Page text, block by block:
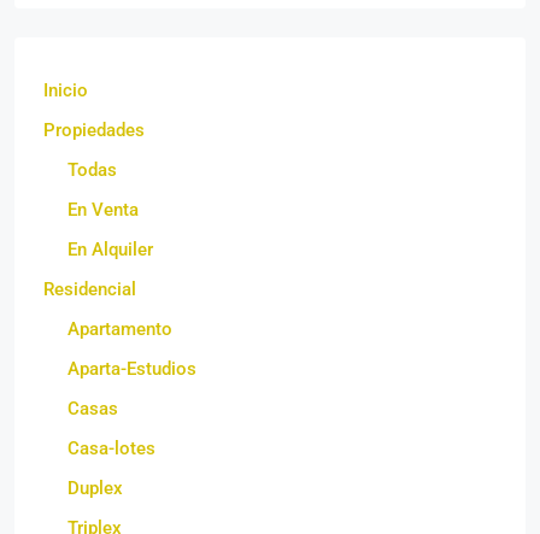
Inicio
Propiedades
Todas
En Venta
En Alquiler
Residencial
Apartamento
Aparta-Estudios
Casas
Casa-lotes
Duplex
Triplex